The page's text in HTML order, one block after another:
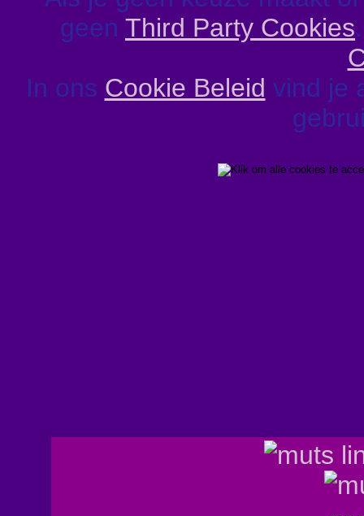
geen Third Party Cookies
In ons Cookie Beleid vind je